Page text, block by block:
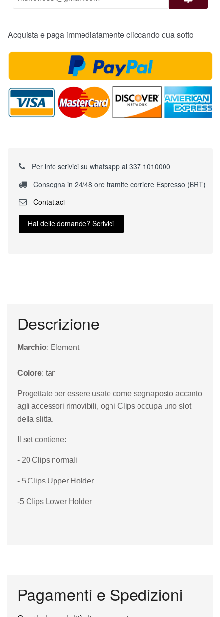
Acquista e paga immediatamente cliccando qua sotto
Per info scrivici su whatsapp al 337 1010000
Consegna in 24/48 ore tramite corriere Espresso (BRT)
Contattaci
Hai delle domande? Scrivici
Descrizione
Marchio: Element
Colore: tan
Progettate per essere usate come segnaposto accanto
agli accessori rimovibili, ogni Clips occupa uno slot
della slitta.
Il set contiene:
- 20 Clips normali
- 5 Clips Upper Holder
-5 Clips Lower Holder
Pagamenti e Spedizioni